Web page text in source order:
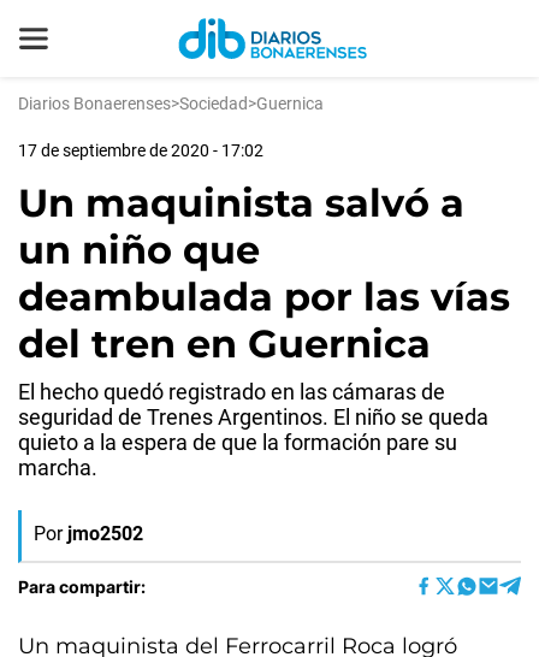
Diarios Bonaerenses>Sociedad>Guernica
17 de septiembre de 2020 - 17:02
Un maquinista salvó a
un niño que
deambulada por las vías
del tren en Guernica
El hecho quedó registrado en las cámaras de
seguridad de Trenes Argentinos. El niño se queda
quieto a la espera de que la formación pare su
marcha.
Por jmo2502
Para compartir:
Un maquinista del Ferrocarril Roca logró